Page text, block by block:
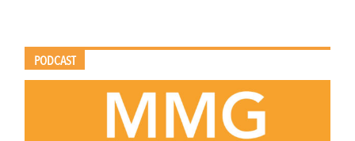
PODCAST